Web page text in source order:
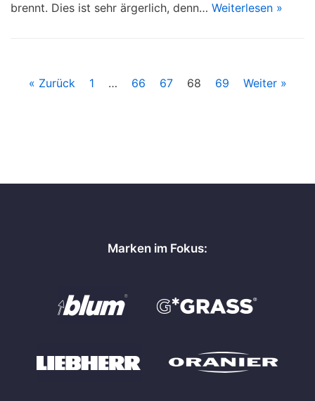
brennt. Dies ist sehr ärgerlich, denn… Weiterlesen »
« Zurück 1 … 66 67 68 69 Weiter »
Marken im Fokus: